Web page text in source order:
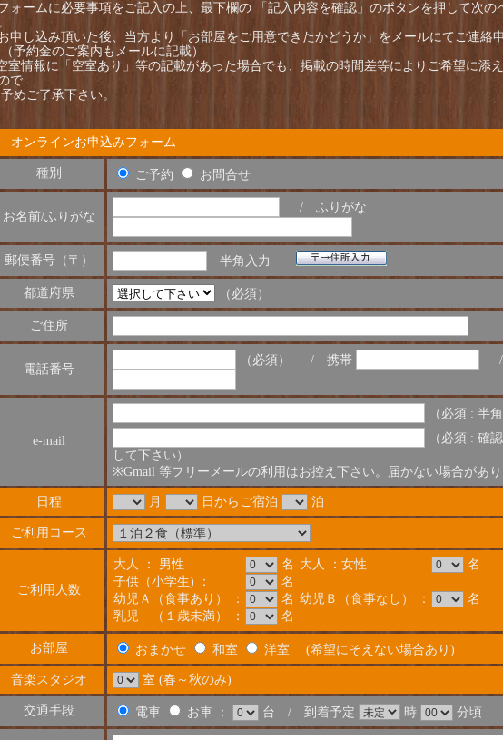
ォームに必要事項をご記入の上、最下欄の 「記入内容を確認」のボタンを押して次の
申し込み頂いた後、当方より「お部屋をご用意できたかどうか 」 をメールにてご連絡
約金のご案内もメールに記載）
室情報に「空室あり」等の記載があった場合でも、掲載の時間差等によりご希望に添
で
ご了承下さい。
ンラインお申込みフォーム
種別 ご予約 お問合せ
お名前/ふりがな
/ ふりがな
郵便番号（〒） 半角入力
都道府県 （必須）
ご住所
電話番号
（必須） / 携帯 /
e-mail
（必須 : 半
（必須 : 確
して下さい）
※Gmail 等フリーメールの利用はお控え下さい。届かない場合があり
日程 月 日からご宿泊 泊
ご利用コース
ご利用人数
大人 ： 男性 名 大人 ：女性
名
子供（小学生) ：
名
幼児Ａ（食事あり） ：
名 幼児Ｂ（食事なし） ：
名
乳児 （１歳未満） ：
名
お部屋 おまかせ 和室 洋室 (希望にそえない場合あり)
音楽スタジオ 室 (春～秋のみ)
交通手段 電車 お車 ： 台 / 到着予定 時 分頃